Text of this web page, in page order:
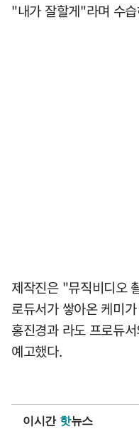
"내가 잘할게"라며 수
제작진은 "뮤직비디오
로듀서가 쌓아온 케미
홍진경과 라도 프로듀
예고했다.
이시간 핫뉴스